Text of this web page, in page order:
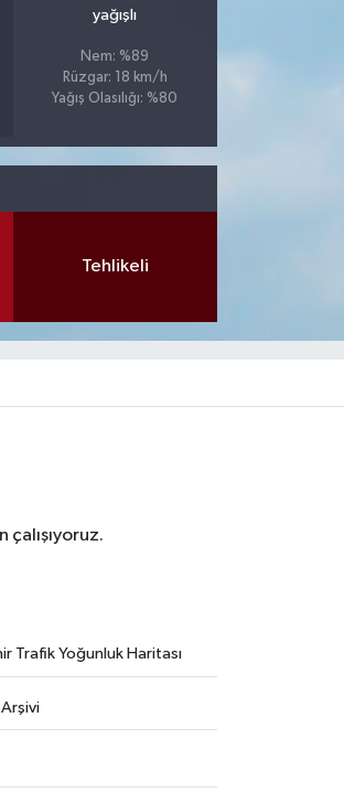
yağışlı
Nem: %89
Rüzgar: 18 km/h
Yağış Olasılığı: %80
Tehlikeli
Trafik Yoğunluk Haritası